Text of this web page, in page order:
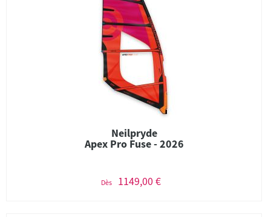
Neilpryde
Apex Pro Fuse - 2026
Dès 1149,00 €